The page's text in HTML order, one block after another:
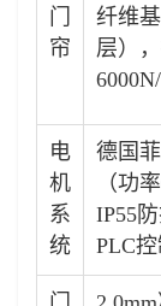
门
帘
纤维
层）
电
机
系
统
德国
（功
IP55
PLC